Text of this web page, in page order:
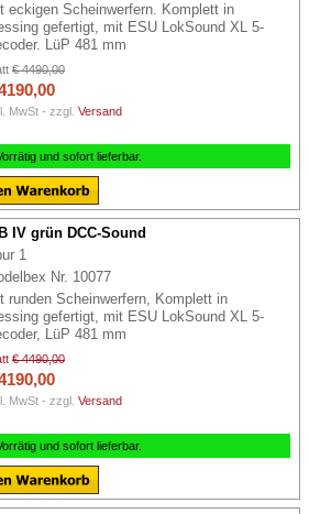
eckigen Scheinwerfern. Komplett in
gefertigt, mit ESU LokSound XL 5-
LüP 481 mm
€ 4490,00
MwSt - zzgl. Versand
und sofort lieferbar.
IV grün DCC-Sound
1
Nr. 10077
runden Scheinwerfern, Komplett in
gefertigt, mit ESU LokSound XL 5-
LüP 481 mm
€ 4490,00
MwSt - zzgl. Versand
und sofort lieferbar.